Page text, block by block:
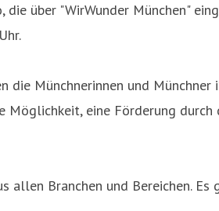
die über "WirWunder München"
die Münchnerinnen und
eine Förderung
allen Branchen und Bereichen.